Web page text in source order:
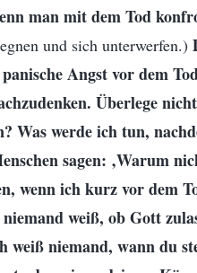
man mit dem Tod
und sich unterwerfen.)
Angst vor dem
Überlege
Was werde ich tun,
sagen: ‚Warum
wenn ich kurz vor dem
weiß, ob Gott
weiß niemand, wann du